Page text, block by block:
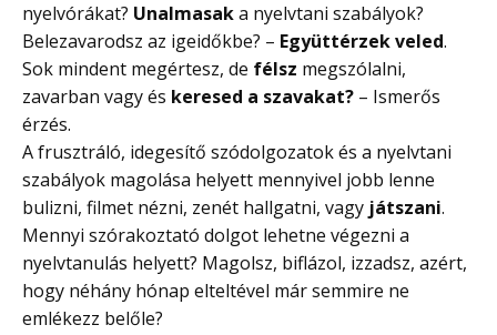
nyelvórákat? Unalmasaka nyelvtani szabályok?
Belezavarodsz az igeidőkbe? – Együttérzek veled.
Sok mindent megértesz, de félsz megszólalni,
zavarban vagy és keresed a szavakat? – Ismerős
érzés.
A frusztráló, idegesítő szódolgozatok és a nyelvtani
szabályok magolása helyett mennyivel jobb lenne
bulizni, filmet nézni, zenét hallgatni, vagy játszani.
Mennyi szórakoztató dolgot lehetne végezni a
nyelvtanulás helyett? Magolsz, biflázol, izzadsz, azért,
hogy néhány hónap elteltével már semmire ne
emlékezz belőle?